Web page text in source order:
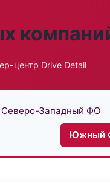
центр Drive Detail
Северо-Западный ФО
Южный